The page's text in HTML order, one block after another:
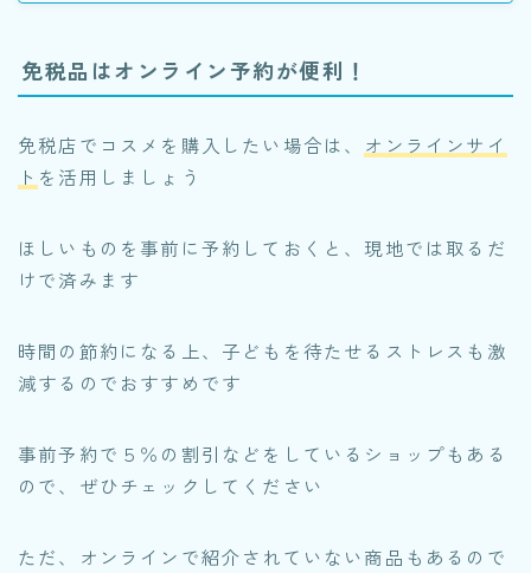
免税品はオンライン予約が便利！
免税店でコスメを購入したい場合は、 オンラインサイ
ト を活用しましょう
ほしいものを事前に予約しておくと、現地では取るだ
けで済みます
時間の節約になる上、子どもを待たせるストレスも激
減するのでおすすめです
事前予約で５％の割引などをしているショップもある
ので、ぜひチェックしてください
ただ、オンラインで紹介されていない商品もあるので